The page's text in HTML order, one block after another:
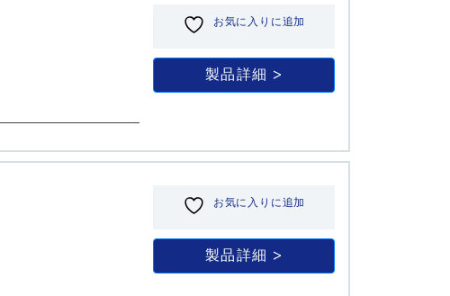
お気に入りに追加
製品詳細
お気に入りに追加
製品詳細